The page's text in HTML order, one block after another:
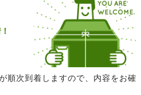
順次到着しますので、内容をお確